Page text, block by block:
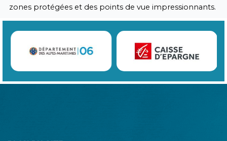
zones protégées et des points de vue impressionnants.